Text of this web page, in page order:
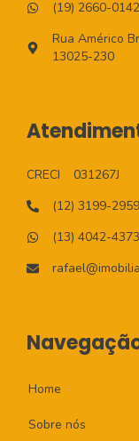
(19) 2660-0142
Rua Américo
13025-230
CRECI
031267J
(12) 3199-2959
(13) 4042-4373
Home
Sobre nós